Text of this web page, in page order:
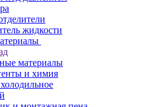
жидкости
материалы
и химия